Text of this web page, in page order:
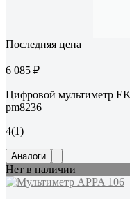
Последняя цена
6 085 ₽
Цифровой мультиметр
pm8236
4(1)
Аналоги
Нет в наличии